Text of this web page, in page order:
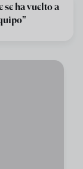
se ha vuelto a